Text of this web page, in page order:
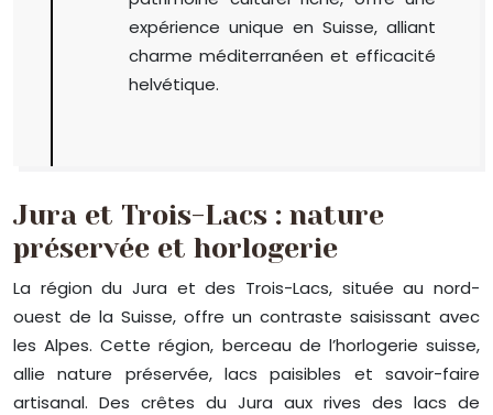
expérience unique en Suisse, alliant
charme méditerranéen et efficacité
helvétique.
Jura et Trois-Lacs : nature
préservée et horlogerie
La région du Jura et des Trois-Lacs, située au nord-
ouest de la Suisse, offre un contraste saisissant avec
les Alpes. Cette région, berceau de l’horlogerie suisse,
allie nature préservée, lacs paisibles et savoir-faire
artisanal. Des crêtes du Jura aux rives des lacs de